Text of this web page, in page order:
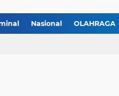
Nasional OLAHRAGA